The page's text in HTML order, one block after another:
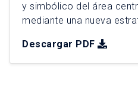
y simbólico del área
mediante una nueva
la ciudad. La propuesta
regulación pasiva
Descargar PDF